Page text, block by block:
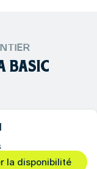
BASIC
la disponibilité